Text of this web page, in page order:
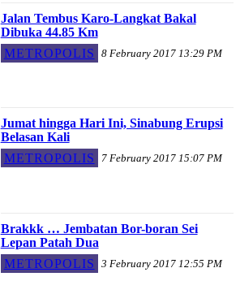
Jalan Tembus Karo-Langkat Bakal
Dibuka 44.85 Km
METROPOLIS
8 February 2017 13:29 PM
Jumat hingga Hari Ini, Sinabung Erupsi
Belasan Kali
METROPOLIS
7 February 2017 15:07 PM
Brakkk … Jembatan Bor-boran Sei
Lepan Patah Dua
METROPOLIS
3 February 2017 12:55 PM